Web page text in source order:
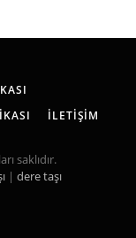
İLETIŞIM
saklıdır.
| dere taşı